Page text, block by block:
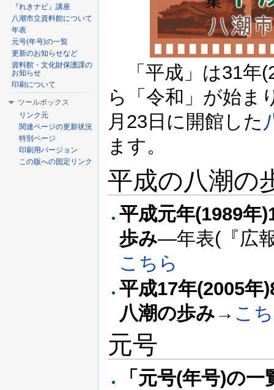
「平成」は31年
ら「令和」が始ま
月23日に開館した
ます。
平成の八潮の
平成元年(1989年
歩み―年表(『広
こちら
平成17年(2005年
八潮の歩み → こ
元号
「元号(年号)の一
『れきナビ』講座
八潮市立資料館について
年表
元号(年号)の一覧
更新のお知らせなど
資料館・文化財保護課の
お知らせ
印刷について
ツールボックス
リンク元
関連ページの更新状況
特別ページ
印刷用バージョン
この版への固定リンク